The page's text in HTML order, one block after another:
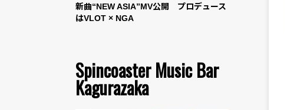
新曲“NEW ASIA”MV公開 プロデュース
はVLOT × NGA
Spincoaster Music Bar
Kagurazaka